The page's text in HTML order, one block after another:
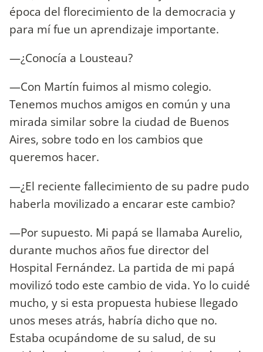
época del florecimiento de la democracia y
para mí fue un aprendizaje importante.
—¿Conocía a Lousteau?
—Con Martín fuimos al mismo colegio.
Tenemos muchos amigos en común y una
mirada similar sobre la ciudad de Buenos
Aires, sobre todo en los cambios que
queremos hacer.
—¿El reciente fallecimiento de su padre pudo
haberla movilizado a encarar este cambio?
—Por supuesto. Mi papá se llamaba Aurelio,
durante muchos años fue director del
Hospital Fernández. La partida de mi papá
movilizó todo este cambio de vida. Yo lo cuidé
mucho, y si esta propuesta hubiese llegado
unos meses atrás, habría dicho que no.
Estaba ocupándome de su salud, de su